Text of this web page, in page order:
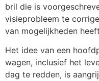
bril die is
visieprobleem te
van mogelijkheden
Het idee van een
wagen, inclusief het
dag te redden, is